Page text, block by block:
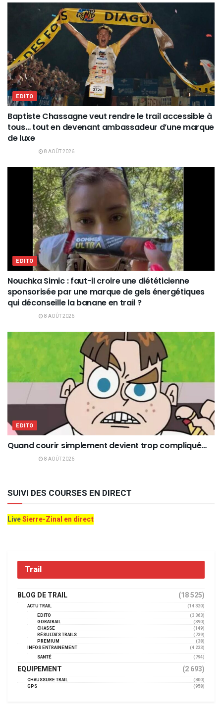
EDITO
Baptiste Chassagne veut rendre le trail accessible à
tous… tout en devenant ambassadeur d’une marque
de luxe
8 AOÛT 2026
EDITO
Nouchka Simic : faut-il croire une diététicienne
sponsorisée par une marque de gels énergétiques
qui déconseille la banane en trail ?
8 AOÛT 2026
EDITO
Quand courir simplement devient trop compliqué…
8 AOÛT 2026
SUIVI DES COURSES EN DIRECT
LiveSierre-Zinal en direct
Trail
BLOG DE TRAIL (18 525)
ACTU TRAIL
(14 320)
EDITO
(3 363)
GORATRAIL
(390)
CHASSE
(149)
RÉSULTATS TRAILS
(739)
PREMIUM
(38)
INFOS ENTRAINEMENT
(4 233)
SANTÉ
(794)
EQUIPEMENT (2 693)
CHAUSSURE TRAIL
(800)
GPS
(958)